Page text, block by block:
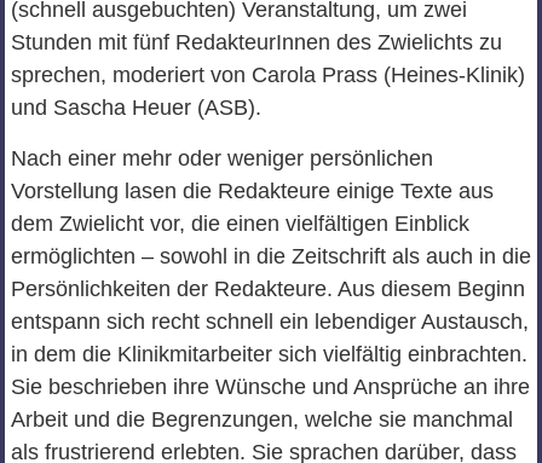
(schnell ausgebuchten) Veranstaltung, um zwei
Stunden mit fünf RedakteurInnen des Zwielichts zu
sprechen, moderiert von Carola Prass (Heines-Klinik)
und Sascha Heuer (ASB).
Nach einer mehr oder weniger persönlichen
Vorstellung lasen die Redakteure einige Texte aus
dem Zwielicht vor, die einen vielfältigen Einblick
ermöglichten – sowohl in die Zeitschrift als auch in die
Persönlichkeiten der Redakteure. Aus diesem Beginn
entspann sich recht schnell ein lebendiger Austausch,
in dem die Klinikmitarbeiter sich vielfältig einbrachten.
Sie beschrieben ihre Wünsche und Ansprüche an ihre
Arbeit und die Begrenzungen, welche sie manchmal
als frustrierend erlebten. Sie sprachen darüber, dass